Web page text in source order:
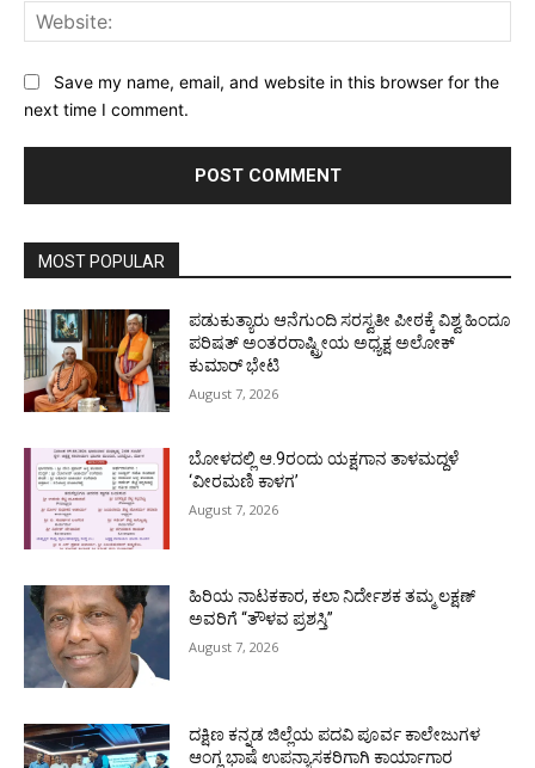
Save my name, email, and website in this browser for the
next time I comment.
MOST POPULAR
ಪಡುಕುತ್ಯಾರು ಆನೆಗುಂದಿ ಸರಸ್ವತೀ ಪೀಠಕ್ಕೆ ವಿಶ್ವ ಹಿಂದೂ
ಪರಿಷತ್ ಅಂತರರಾಷ್ಟ್ರೀಯ ಅಧ್ಯಕ್ಷ ಅಲೋಕ್
ಕುಮಾರ್ ಭೇಟಿ
August 7, 2026
ಬೋಳದಲ್ಲಿ ಆ.9ರಂದು ಯಕ್ಷಗಾನ ತಾಳಮದ್ದಳೆ
‘ವೀರಮಣಿ ಕಾಳಗ’
August 7, 2026
ಹಿರಿಯ ನಾಟಕಕಾರ, ಕಲಾ ನಿರ್ದೇಶಕ ತಮ್ಮ ಲಕ್ಷಣ್
ಅವರಿಗೆ “ತೌಳವ ಪ್ರಶಸ್ತಿ”
August 7, 2026
ದಕ್ಷಿಣ ಕನ್ನಡ ಜಿಲ್ಲೆಯ ಪದವಿ ಪೂರ್ವ ಕಾಲೇಜುಗಳ
ಆಂಗ್ಲ ಭಾಷೆ ಉಪನ್ಯಾಸಕರಿಗಾಗಿ ಕಾರ್ಯಾಗಾರ